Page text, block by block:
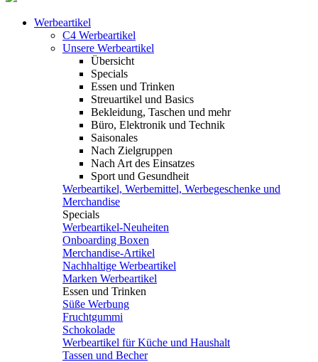
Werbeartikel
C4 Werbeartikel
Unsere Werbeartikel
Übersicht
Specials
Essen und Trinken
Streuartikel und Basics
Bekleidung, Taschen und mehr
Büro, Elektronik und Technik
Saisonales
Nach Zielgruppen
Nach Art des Einsatzes
Sport und Gesundheit
Werbeartikel, Werbemittel, Werbegeschenke und
Merchandise
Specials
Werbeartikel-Neuheiten
Onboarding Boxen
Merchandise-Artikel
Nachhaltige Werbeartikel
Marken Werbeartikel
Essen und Trinken
Süße Werbung
Fruchtgummi
Schokolade
Werbeartikel für Küche und Haushalt
Tassen und Becher